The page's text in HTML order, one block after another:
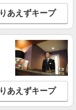
あえずキープ
あえずキープ